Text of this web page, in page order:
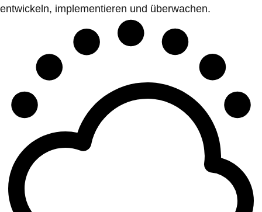
entwickeln, implementieren und überwachen.